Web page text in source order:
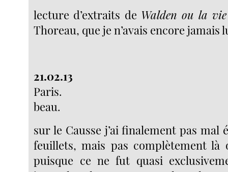
lecture d’extraits de Walden ou la
Thoreau, que je n’avais encore jamais
21.02.13
Paris.
beau.
sur le Causse j’ai finalement pas mal
feuillets, mais pas complètement là
puisque ce ne fut quasi